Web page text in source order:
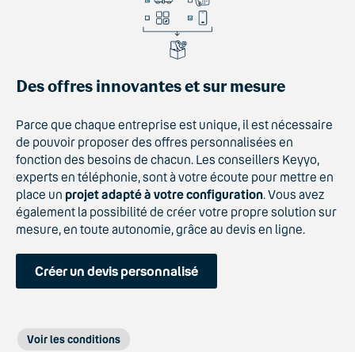
Des offres innovantes et sur mesure
Parce que chaque entreprise est unique, il est nécessaire
de pouvoir proposer des offres personnalisées en
fonction des besoins de chacun. Les conseillers Keyyo,
experts en téléphonie, sont à votre écoute pour mettre en
place un projet adapté à votre configuration. Vous avez
également la possibilité de créer votre propre solution sur
mesure, en toute autonomie, grâce au devis en ligne.
Créer un devis personnalisé
Voir les conditions